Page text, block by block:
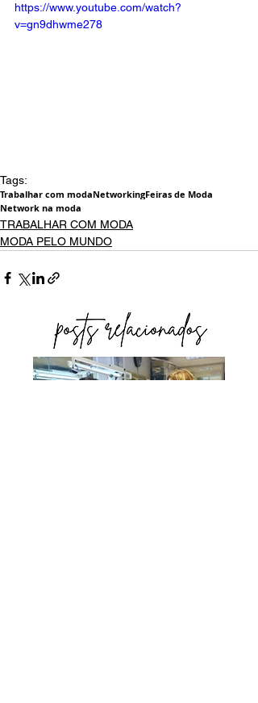
https://www.youtube.com/watch?
v=gn9dhwme278
Tags:
Trabalhar com modaNetworkingFeiras de Moda
Network na moda
TRABALHAR COM MODA
MODA PELO MUNDO